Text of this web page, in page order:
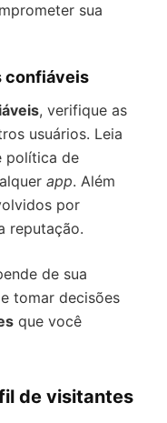
sua
confiáveis
, verifique as
usuários. Leia
política de
app. Além
por
reputação.
de sua
tomar decisões
que você
de visitantes